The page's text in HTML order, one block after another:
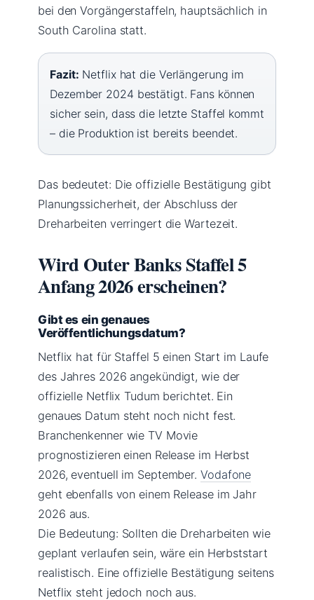
bei den Vorgängerstaffeln, hauptsächlich in
South Carolina statt.
Fazit: Netflix hat die Verlängerung im
Dezember 2024 bestätigt. Fans können
sicher sein, dass die letzte Staffel kommt
– die Produktion ist bereits beendet.
Das bedeutet: Die offizielle Bestätigung gibt
Planungssicherheit, der Abschluss der
Dreharbeiten verringert die Wartezeit.
Wird Outer Banks Staffel 5
Anfang 2026 erscheinen?
Gibt es ein genaues
Veröffentlichungsdatum?
Netflix hat für Staffel 5 einen Start im Laufe
des Jahres 2026 angekündigt, wie der
offizielle Netflix Tudum berichtet. Ein
genaues Datum steht noch nicht fest.
Branchenkenner wie TV Movie
prognostizieren einen Release im Herbst
2026, eventuell im September. Vodafone
geht ebenfalls von einem Release im Jahr
2026 aus.
Die Bedeutung: Sollten die Dreharbeiten wie
geplant verlaufen sein, wäre ein Herbststart
realistisch. Eine offizielle Bestätigung seitens
Netflix steht jedoch noch aus.